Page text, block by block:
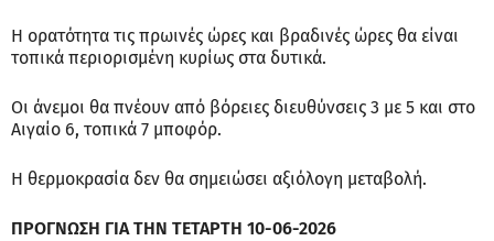
Η ορατότητα τις πρωινές ώρες και βραδινές ώρες θα είναι
τοπικά περιορισμένη κυρίως στα δυτικά.
Οι άνεμοι θα πνέουν από βόρειες διευθύνσεις 3 με 5 και στο
Αιγαίο 6, τοπικά 7 μποφόρ.
Η θερμοκρασία δεν θα σημειώσει αξιόλογη μεταβολή.
ΠΡΟΓΝΩΣΗ ΓΙΑ ΤΗΝ ΤΕΤΑΡΤΗ 10-06-2026